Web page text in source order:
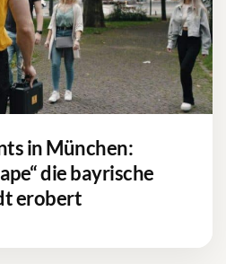
in München:
die bayrische
erobert